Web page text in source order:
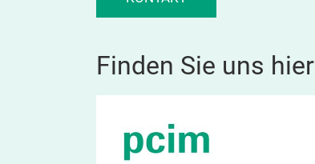
Finden Sie uns hier